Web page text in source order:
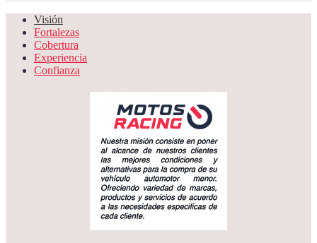
Visión
Fortalezas
Cobertura
Experiencia
Confianza